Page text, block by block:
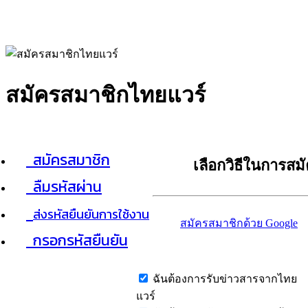
สมัครสมาชิกไทยแวร์
สมัครสมาชิก
ลืมรหัสผ่าน
ส่งรหัสยืนยันการใช้งาน
กรอกรหัสยืนยัน
เลือกวิธีในการส
สมัครสมาชิกด้วย Google
ฉันต้องการรับข่าวสารจากไทย
แวร์